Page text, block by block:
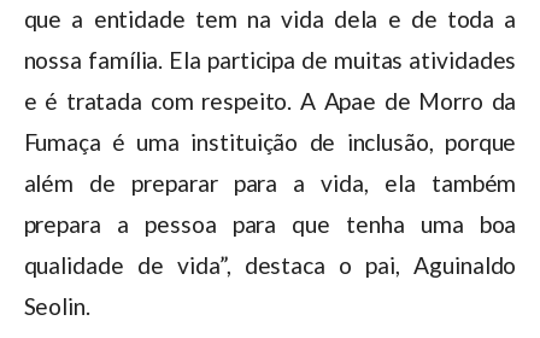
que a entidade tem na vida dela e de toda a
nossa família. Ela participa de muitas atividades
e é tratada com respeito. A Apae de Morro da
Fumaça é uma instituição de inclusão, porque
além de preparar para a vida, ela também
prepara a pessoa para que tenha uma boa
qualidade de vida”, destaca o pai, Aguinaldo
Seolin.